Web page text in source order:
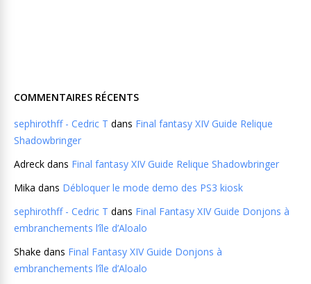
COMMENTAIRES RÉCENTS
sephirothff - Cedric T dans Final fantasy XIV Guide Relique
Shadowbringer
Adreck dans Final fantasy XIV Guide Relique Shadowbringer
Mika dans Débloquer le mode demo des PS3 kiosk
sephirothff - Cedric T dans Final Fantasy XIV Guide Donjons à
embranchements l’île d’Aloalo
Shake dans Final Fantasy XIV Guide Donjons à
embranchements l’île d’Aloalo